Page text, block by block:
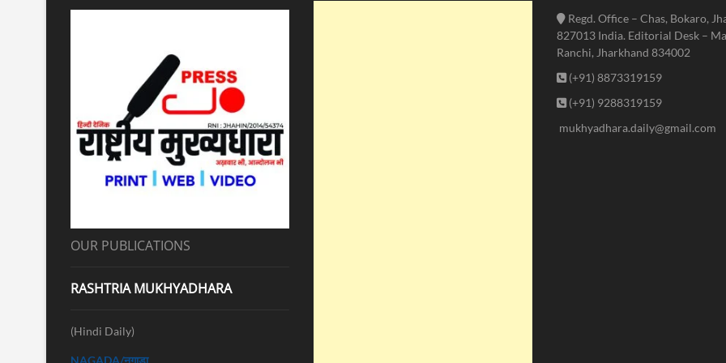
OUR PUBLICATIONS
RASHTRIA MUKHYADHARA
(Hindi Daily)
NAGADA/नगाड़ा
Regd. Office – Chas, Bokaro,
827013 India. Editorial Desk –
Ranchi, Jharkhand 834002
(+91) 8873319159
(+91) 9288319159
mukhyadhara.daily@gmail.com